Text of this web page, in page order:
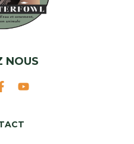
NOUS